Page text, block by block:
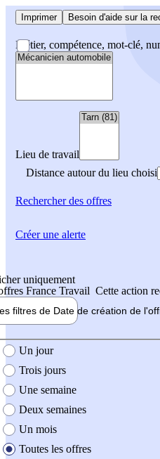
Imprimer Besoin d'aide sur la
Métier, compétence, mot-clé,
Lieu de travail
Distance autour du lieu choisi
Rechercherdes offres
uniquement
France Travail Cette action
filtres de Date de création de
création de l'offre
Un jour
Trois jours
Une semaine
Deux semaines
Un mois
Toutes les offres
Créer une alerte